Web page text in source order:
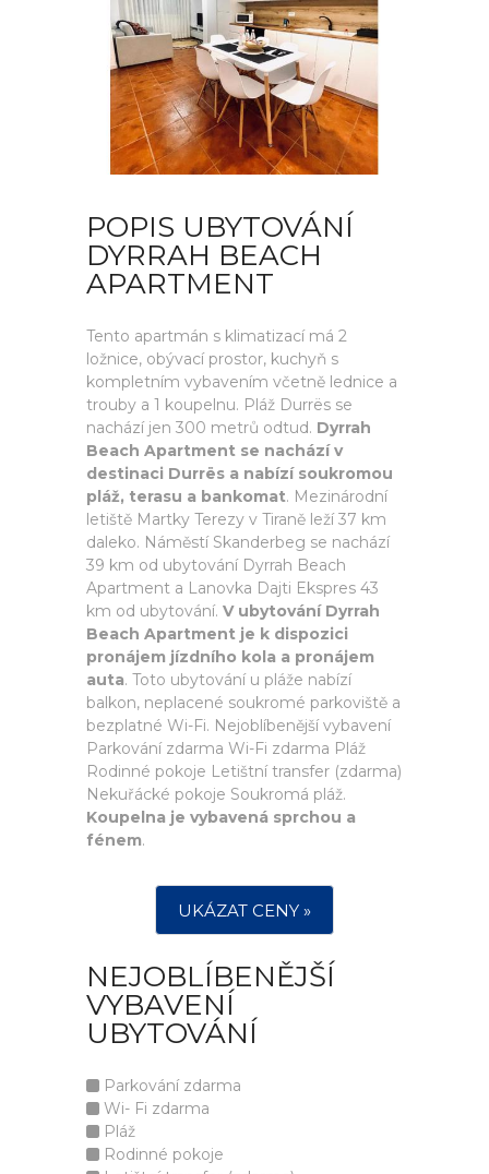
POPIS UBYTOVÁNÍ
DYRRAH BEACH
APARTMENT
Tento apartmán s klimatizací má 2
ložnice, obývací prostor, kuchyň s
kompletním vybavením včetně lednice a
trouby a 1 koupelnu. Pláž Durrës se
nachází jen 300 metrů odtud. Dyrrah
Beach Apartment se nachází v
destinaci Durrës a nabízí soukromou
pláž, terasu a bankomat. Mezinárodní
letiště Martky Terezy v Tiraně leží 37 km
daleko. Náměstí Skanderbeg se nachází
39 km od ubytování Dyrrah Beach
Apartment a Lanovka Dajti Ekspres 43
km od ubytování. V ubytování Dyrrah
Beach Apartment je k dispozici
pronájem jízdního kola a pronájem
auta. Toto ubytování u pláže nabízí
balkon, neplacené soukromé parkoviště a
bezplatné Wi-Fi. Nejoblíbenější vybavení
Parkování zdarma Wi-Fi zdarma Pláž
Rodinné pokoje Letištní transfer (zdarma)
Nekuřácké pokoje Soukromá pláž.
Koupelna je vybavená sprchou a
fénem.
UKÁZAT CENY »
NEJOBLÍBENĚJŠÍ
VYBAVENÍ
UBYTOVÁNÍ
Parkování zdarma
Wi- Fi zdarma
Pláž
Rodinné pokoje